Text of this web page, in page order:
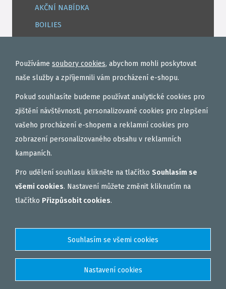
AKČNÍ NABÍDKA
BOILIES
TEKUTÉ
OBALOVAČKY
VAŘENÝ PARTIKL
BIŽUTERIE NA MONTÁŽE
DÁRKOVÝ POUKAZ, DÁRKOVÁ KAZETA
AKČNÍ SETY
VNADÍCÍ, KRMÍTKOVÉ SMĚSI
PVA PUNČOCHY A SÁČKY
Používáme soubory cookies, abychom mohli poskytovat
naše služby a zpříjemnili vám procházení e-shopu.
Pokud souhlasíte budeme používat analytické cookies pro
zjištění návštěvnosti, personalizované cookies pro zlepšení
vašeho procházení e-shopem a reklamní cookies pro
zobrazení personalizovaného obsahu v reklamních
kampaních.
Pro udělení souhlasu klikněte na tlačítko Souhlasím se
všemi cookies. Nastavení můžete změnit kliknutím na
tlačítko Přizpůsobit cookies.